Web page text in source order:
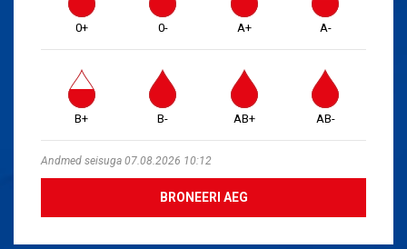
0+ 0- A+ A-
B+ B- AB+ AB-
Andmed seisuga 07.08.2026 10:12
BRONEERI AEG